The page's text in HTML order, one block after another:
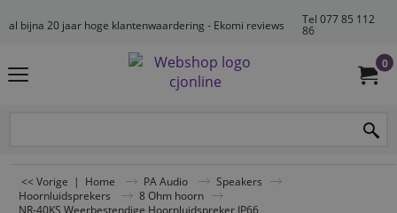
al bijna 20 jaar hoge klantenwaardering - Ekomi reviews
Tel 077 85 112
86
0
<< Vorige | Home PA Audio
Speakers
Hoornluidsprekers
8 Ohm hoorn
NR-40KS Weerbestendige Hoornluidspreker IP66